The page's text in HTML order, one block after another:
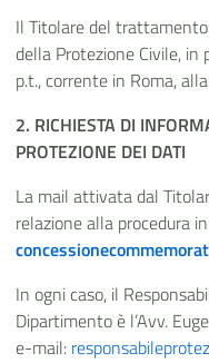
Il Titolare del
della Protezione Civile,
p.t., corrente in Roma,
2. RICHIESTA DI
PROTEZIONE DEI DATI
La mail attivata dal
relazione alla procedura
In ogni caso, il
Dipartimentoè l’Avv.
e-mail: